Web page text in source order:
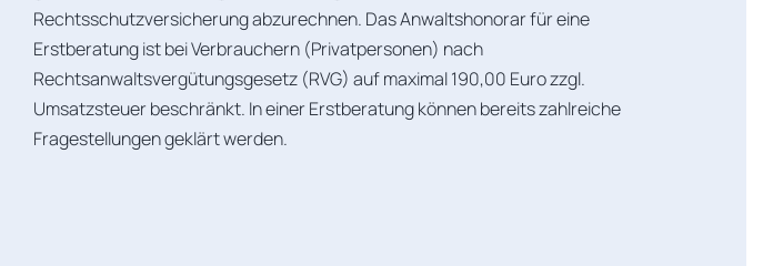
Rechtsschutzversicherung abzurechnen. Das Anwaltshonorar für eine
Erstberatung ist bei Verbrauchern (Privatpersonen) nach
Rechtsanwaltsvergütungsgesetz (RVG) auf maximal 190,00 Euro zzgl.
Umsatzsteuer beschränkt. In einer Erstberatung können bereits zahlreiche
Fragestellungen geklärt werden.